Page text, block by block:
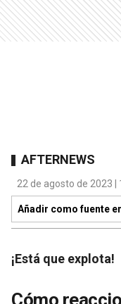
AFTERNEWS
22 de agosto de 2023 |
Añadir como fuente
¡Está que explota!
Cómo